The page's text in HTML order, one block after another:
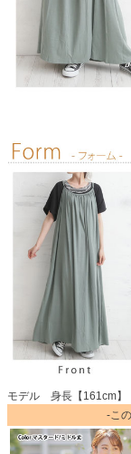
モデル 身長【161cm】
-こ